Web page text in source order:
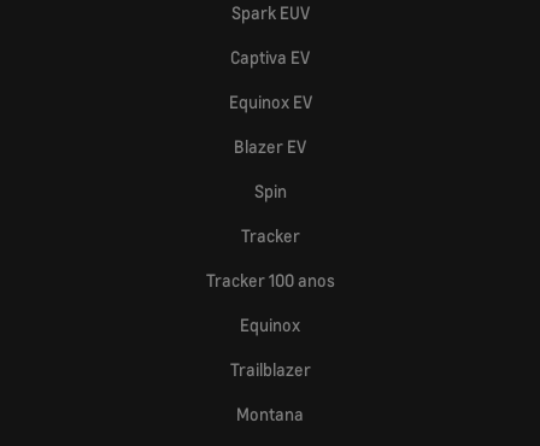
Spark EUV
Captiva EV
Equinox EV
Blazer EV
Spin
Tracker
Tracker 100 anos
Equinox
Trailblazer
Montana